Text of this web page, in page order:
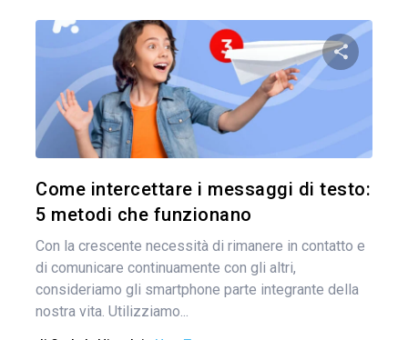
Come intercettare i messaggi di testo:
5 metodi che funzionano
Con la crescente necessità di rimanere in contatto e
di comunicare continuamente con gli altri,
consideriamo gli smartphone parte integrante della
nostra vita. Utilizziamo...